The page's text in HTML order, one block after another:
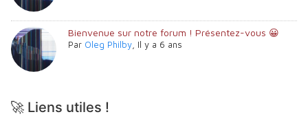
Bienvenue sur notre forum ! Présentez-vous 😀
Par Oleg Philby Il y a 6 ans
🚀 Liens utiles !